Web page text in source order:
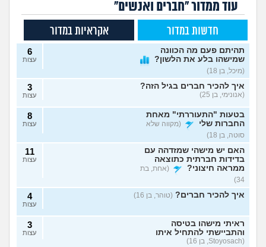
עוד ממדור "חברים ואנשים"
חדשות במדור אקראיות במדור
תהיתם פעם מה הכוונה
שמישהו בלע את הלשון?
(מיכל, בן 18)
6
עצות
איך להכיר חברים בגיל הזה?
(אנונימי, בן 25)
3
עצות
בטעות "התעוררתי" מאחת
החברות שלי
(מקווה שלא
סוטה, בן 18)
8
עצות
האם יש מישהי שמזדהה עם
בדידות חברתית כתוצאה
ממראה חיצוני?
(אחת, בת
34)
11
עצות
איך להכיר חברים? (טוהר, בן 16) 4
עצות
ראיתי מישהו בטיסה
והתביישתי להתחיל איתו
(Stoyosach, בן 16)
3
עצות